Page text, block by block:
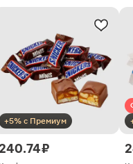
+5% с Премиум
240.74 ₽